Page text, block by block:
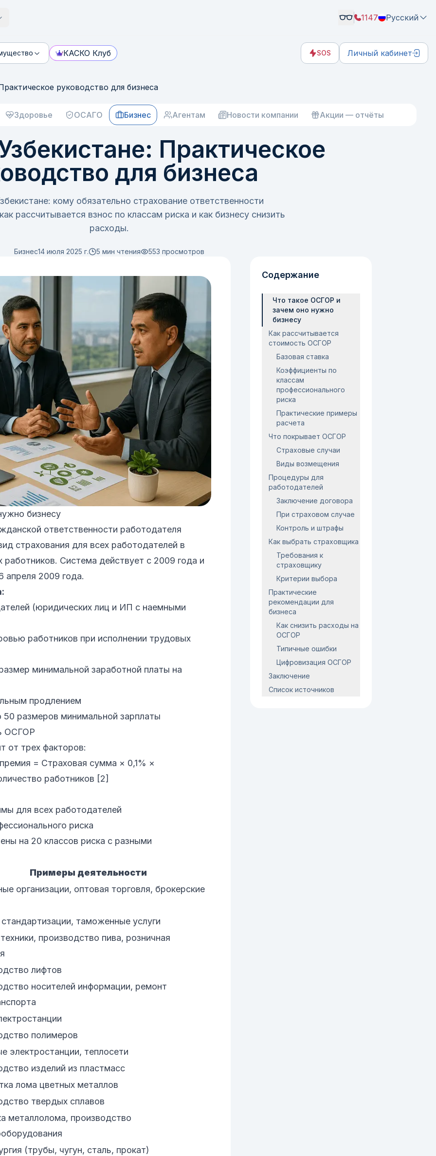
1147 Русский
КАСКО Клуб SOS Личный кабинет
руководство для бизнеса
Здоровье ОСАГО Бизнес Агентам Новости компании Акции — отчёты
Практическое
для бизнеса
кому обязательно страхование ответственности
рассчитывается взнос по классам риска и как бизнесу снизить
расходы.
Бизнес14 июля 2025 г. 5 мин чтения 553 просмотров
бизнесу
ответственности работодателя
страхования для всех работодателей в
Система действует с 2009 года и
апреля 2009 года.
(юридических лиц и ИП с наемными
работников при исполнении трудовых
минимальной заработной платы на
продлением
размеров минимальной зарплаты
ОСГОР
от трех факторов:
= Страховая сумма × 0,1% ×
работников [2]
для всех работодателей
риска
на 20 классов риска с разными
Примеры деятельности
организации, оптовая торговля, брокерские
таможенные услуги
производство пива, розничная
лифтов
носителей информации, ремонт
полимеров
электростанции, теплосети
изделий из пластмасс
лома цветных металлов
твердых сплавов
металлолома, производство
(трубы, чугун, сталь, прокат)
Содержание
Что такое ОСГОР и
зачем оно нужно
бизнесу
Как рассчитывается
стоимость ОСГОР
Базовая ставка
Коэффициенты по
классам
профессионального
риска
Практические примеры
расчета
Что покрывает ОСГОР
Страховые случаи
Виды возмещения
Процедуры для
работодателей
Заключение договора
При страховом случае
Контроль и штрафы
Как выбрать страховщика
Требования к
страховщику
Критерии выбора
Практические
рекомендации для
бизнеса
Как снизить расходы на
ОСГОР
Типичные ошибки
Цифровизация ОСГОР
Заключение
Список источников